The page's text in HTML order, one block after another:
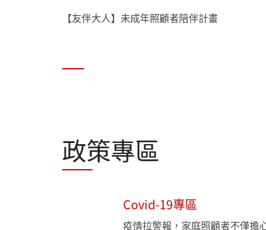
【友伴大人】未成年照顧者陪伴計畫
政策專區
Covid-19專區
疫情拉警報，家庭照顧者不僅擔